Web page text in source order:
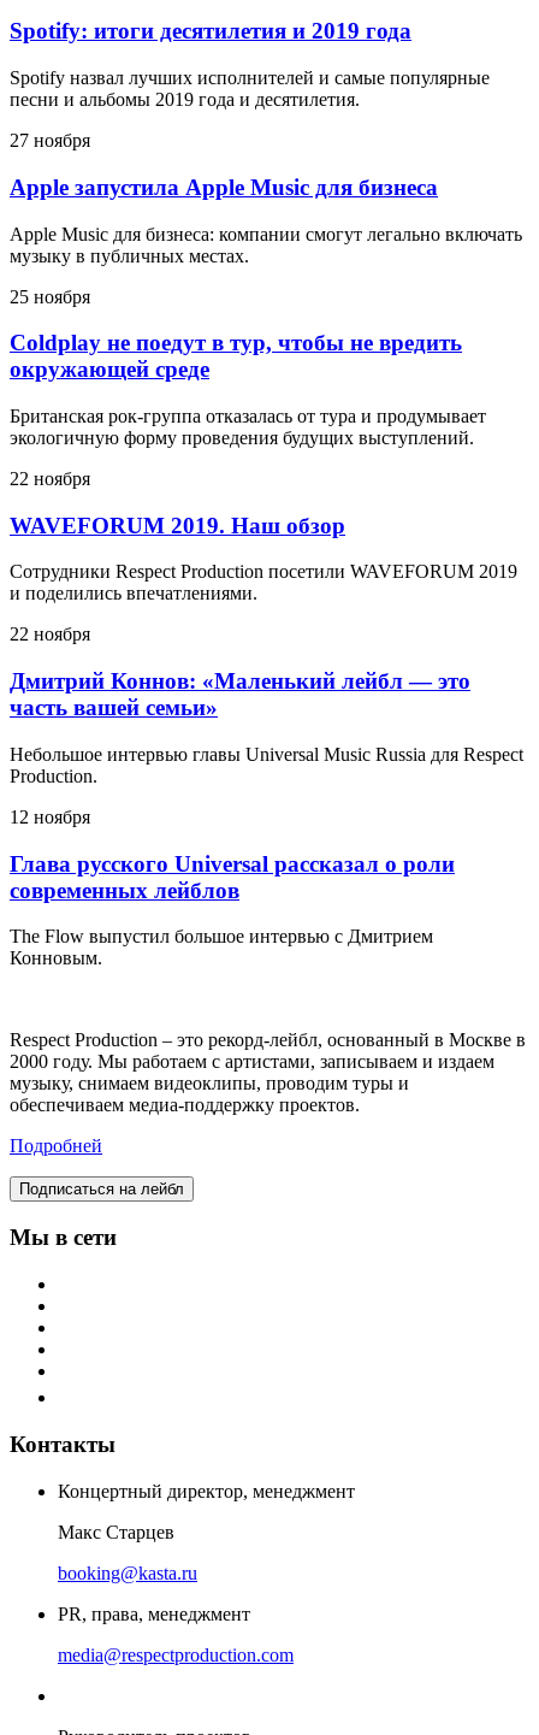
Spotify: итоги десятилетия и 2019 года
Spotify назвал лучших исполнителей и самые популярные
песни и альбомы 2019 года и десятилетия.
27 ноября
Apple запустила Apple Music для бизнеса
Apple Music для бизнеса: компании смогут легально включать
музыку в публичных местах.
25 ноября
Coldplay не поедут в тур, чтобы не вредить
окружающей среде
Британская рок-группа отказалась от тура и продумывает
экологичную форму проведения будущих выступлений.
22 ноября
WAVEFORUM 2019. Наш обзор
Сотрудники Respect Production посетили WAVEFORUM 2019
и поделились впечатлениями.
22 ноября
Дмитрий Коннов: «Маленький лейбл — это
часть вашей семьи»
Небольшое интервью главы Universal Music Russia для Respect
Production.
12 ноября
Глава русского Universal рассказал о роли
современных лейблов
The Flow выпустил большое интервью с Дмитрием
Конновым.
Respect Production – это рекорд-лейбл, основанный в Москве в
2000 году. Мы работаем с артистами, записываем и издаем
музыку, снимаем видеоклипы, проводим туры и
обеспечиваем медиа-поддержку проектов.
Подробней
Подписаться на лейбл
Мы в сети
Контакты
Концертный директор, менеджмент
Макс Старцев
booking@kasta.ru
PR, права, менеджмент
media@respectproduction.com